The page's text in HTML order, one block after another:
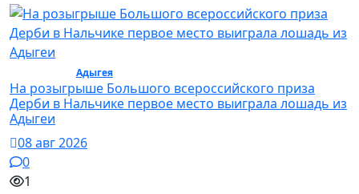
Адыгея/ Общество
На розыгрыше Большого всероссийского приза
Дерби в Нальчике первое место выиграла лошадь из
Адыгеи
08 авг 2026
0
1